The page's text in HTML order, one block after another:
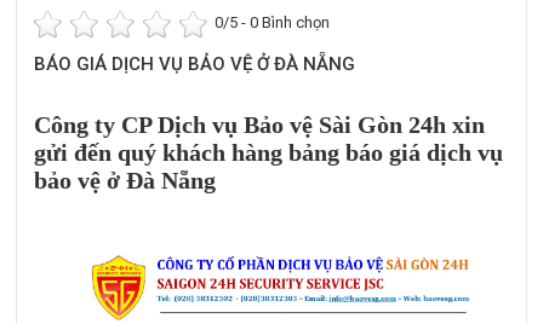
0/5 -0 Bình chọn
BÁO GIÁ DỊCH VỤ BẢO VỆ Ở ĐÀ NẴNG
Công ty CP Dịch vụ Bảo vệ Sài Gòn 24h xin
gửi đến quý khách hàng bảng báo giá dịch vụ
bảo vệ ở Đà Nẵng